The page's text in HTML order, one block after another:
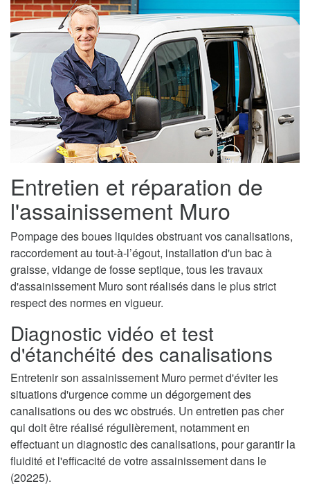
Entretien et réparation de
l'assainissement Muro
Pompage des boues liquides obstruant vos canalisations,
raccordement au tout-à-l’égout, installation d'un bac à
graisse, vidange de fosse septique, tous les travaux
d'assainissement Muro sont réalisés dans le plus strict
respect des normes en vigueur.
Diagnostic vidéo et test
d'étanchéité des canalisations
Entretenir son assainissement Muro permet d'éviter les
situations d'urgence comme un dégorgement des
canalisations ou des wc obstrués. Un entretien pas cher
qui doit être réalisé régulièrement, notamment en
effectuant un diagnostic des canalisations, pour garantir la
fluidité et l'efficacité de votre assainissement dans le
(20225).